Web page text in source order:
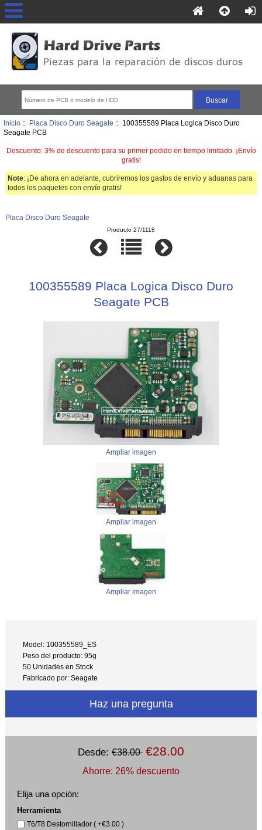
Inicio:: Placa Disco Duro Seagate :: 100355589 Placa Logica Disco Duro
Seagate PCB
Descuento: 3% de descuento para su primer pedido en tiempo limitado. ¡Envío
gratis!
Note: ¡De ahora en adelante, cubriremos los gastos de envío y aduanas para
todos los paquetes con envío gratis!
Placa Disco Duro Seagate
Producto 27/1118
100355589 Placa Logica Disco Duro
Seagate PCB
Ampliar imagen
Ampliar imagen
Ampliar imagen
Model: 100355589_ES
Peso del producto: 95g
50 Unidades en Stock
Fabricado por: Seagate
Haz una pregunta
Desde: €38.00 €28.00
Ahorre: 26% descuento
Elija una opción:
Herramienta
T6/T8 Destornillador ( +€3.00 )